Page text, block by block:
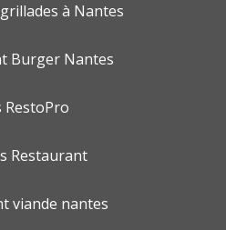
à Nantes
Burger Nantes
RestoPro
Restaurant
viande nantes